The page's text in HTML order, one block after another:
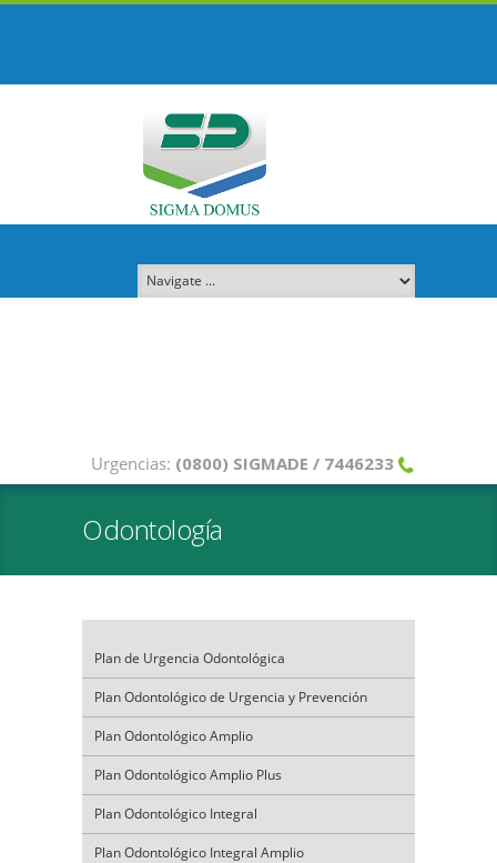
Urgencias: (0800) SIGMADE / 7446233
Odontología
Plan de Urgencia Odontológica
Plan Odontológico de Urgencia y Prevención
Plan Odontológico Amplio
Plan Odontológico Amplio Plus
Plan Odontológico Integral
Plan Odontológico Integral Amplio